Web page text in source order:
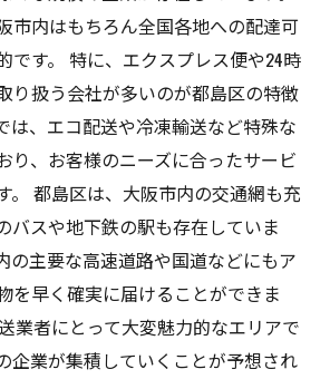
市内はもちろん全国各地への配達可
です。 特に、エクスプレス便や24時
り扱う会社が多いのが都島区の特徴
は、エコ配送や冷凍輸送など特殊な
り、お客様のニーズに合ったサービ
。 都島区は、大阪市内の交通網も充
バスや地下鉄の駅も存在していま
の主要な高速道路や国道などにもア
を早く確実に届けることができま
業者にとって大変魅力的なエリアで
企業が集積していくことが予想され